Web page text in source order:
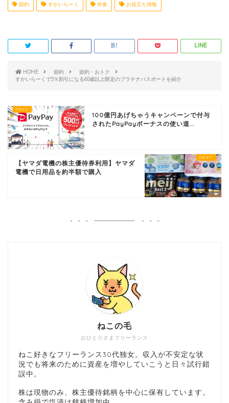
節約 すかいらーく 外食 お役立ち情報
HOME 節約
節約・おトク
すかいらーくで5％割引になる60歳以上限定のプラチナパスポートを紹介
100億円あげちゃうキャンペーンで付与
されたPayPayボーナスの使い道...
【ヤマダ電機の株主優待券利用】ヤマダ
電機で日用品を約半額で購入
おひとりさまフリーランス
ねこの毛
ねこ好きなフリーランス30代独女。収入が不安定な状
況でも将来のために資産を増やしていこうと日々試行錯
誤中。
株は現物のみ、株主優待銘柄を中心に保有しています。